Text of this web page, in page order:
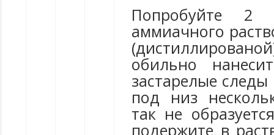
Попробуйте 2
аммиачного
обильно
застарелые
под низ
так не
подержите в